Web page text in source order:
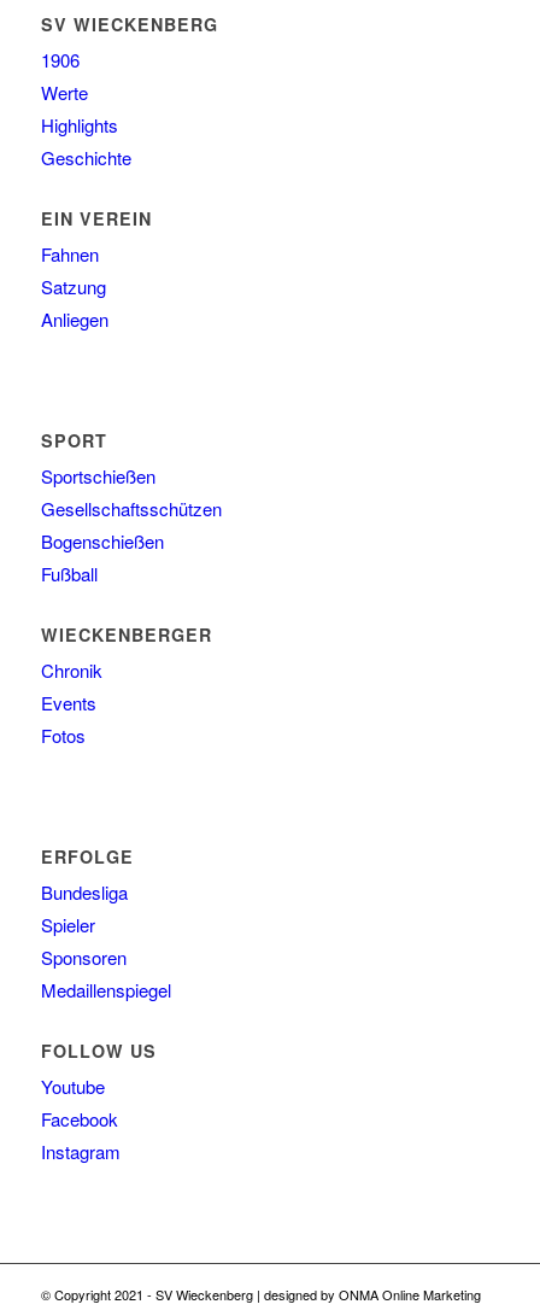
SV WIECKENBERG
1906
Werte
Highlights
Geschichte
EIN VEREIN
Fahnen
Satzung
Anliegen
SPORT
Sportschießen
Gesellschaftsschützen
Bogenschießen
Fußball
WIECKENBERGER
Chronik
Events
Fotos
ERFOLGE
Bundesliga
Spieler
Sponsoren
Medaillenspiegel
FOLLOW US
Youtube
Facebook
Instagram
© Copyright 2021 - SV Wieckenberg| designed by ONMA Online Marketing